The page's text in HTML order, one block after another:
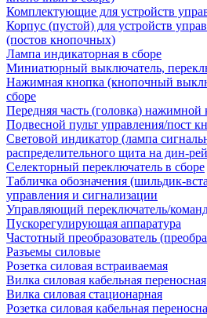
Комплектующие для устройств
Корпус (пустой) для устройств
(постов кнопочных)
Лампа индикаторная в сборе
Миниатюрный выключатель,
Нажимная кнопка (кнопочный
сборе
Передняя часть (головка) нажимной
Подвесной пульт управления/пост
Световой индикатор (лампа
распределительного щита на дин-
Селекторный переключатель в сборе
Табличка обозначения (шильдик-
управления и сигнализации
Управляющий переключатель/
Пускорегулирующая аппаратура
Частотный преобразователь
Разъемы силовые
Розетка силовая встраиваемая
Вилка силовая кабельная переносная
Вилка силовая стационарная
Розетка силовая кабельная